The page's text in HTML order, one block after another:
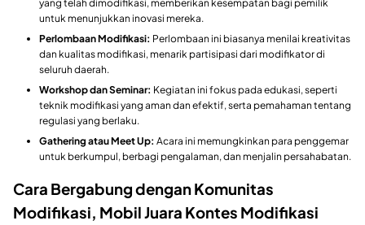
yang telah dimodifikasi, memberikan kesempatan bagi pemilik
untuk menunjukkan inovasi mereka.
Perlombaan Modifikasi: Perlombaan ini biasanya menilai kreativitas
dan kualitas modifikasi, menarik partisipasi dari modifikator di
seluruh daerah.
Workshop dan Seminar: Kegiatan ini fokus pada edukasi, seperti
teknik modifikasi yang aman dan efektif, serta pemahaman tentang
regulasi yang berlaku.
Gathering atau Meet Up: Acara ini memungkinkan para penggemar
untuk berkumpul, berbagi pengalaman, dan menjalin persahabatan.
Cara Bergabung dengan Komunitas
Modifikasi, Mobil Juara Kontes Modifikasi